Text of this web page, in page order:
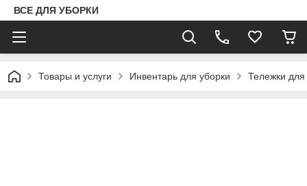
ВСЕ ДЛЯ УБОРКИ
Товары и услуги Инвентарь для уборки Тележки для